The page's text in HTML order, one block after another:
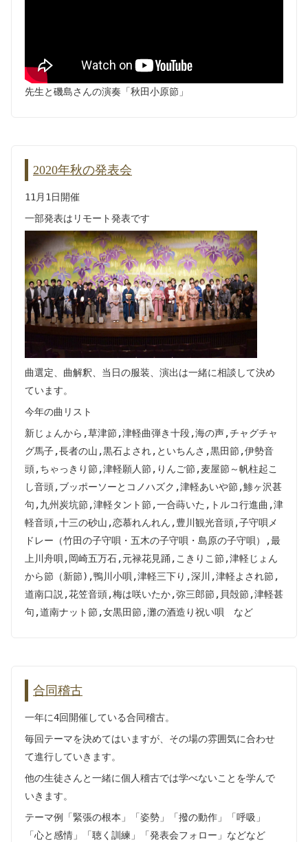
先生と磯島さんの演奏「秋田小原節」
2020年秋の発表会
11月1日開催
一部発表はリモート発表です
曲選定、曲解釈、当日の服装、演出は一緒に相談して決め
ています。
今年の曲リスト
新じょんから,草津節,津軽曲弾き十段,海の声,チャグチャ
グ馬子,長者の山,黒石よされ,といちんさ,黒田節,伊勢音
頭,ちゃっきり節,津軽願人節,りんご節,麦屋節～帆柱起こ
し音頭,ブッポーソーとコノハズク,津軽あいや節,鯵ヶ沢甚
句,九州炭坑節,津軽タント節,一合蒔いた,トルコ行進曲,津
軽音頭,十三の砂山,恋慕れんれん,豊川観光音頭,子守唄メ
ドレー（竹田の子守唄・五木の子守唄・島原の子守唄）,最
上川舟唄,岡崎五万石,元禄花見踊,こきりこ節,津軽じょん
から節（新節),鴨川小唄,津軽三下り,深川,津軽よされ節,
道南口説,花笠音頭,梅は咲いたか,弥三郎節,貝殻節,津軽甚
句,道南ナット節,女黒田節,灘の酒造り祝い唄 など
合同稽古
一年に4回開催している合同稽古。
毎回テーマを決めてはいますが、その場の雰囲気に合わせ
て進行していきます。
他の生徒さんと一緒に個人稽古では学べないことを学んで
いきます。
テーマ例「緊張の根本」「姿勢」「撥の動作」「呼吸」
「心と感情」「聴く訓練」「発表会フォロー」などなど